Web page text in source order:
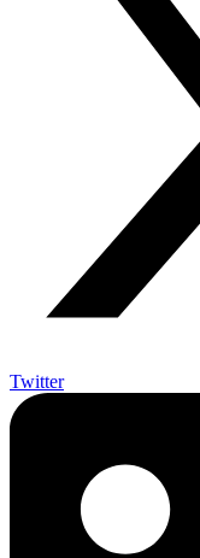
Twitter